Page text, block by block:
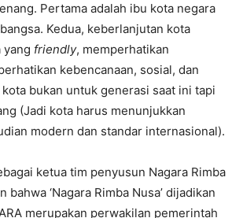
Pertama adalah ibu kota negara
Kedua, keberlanjutan kota
friendly, memperhatikan
kebencanaan, sosial, dan
bukan untuk generasi saat ini tapi
(Jadi kota harus menunjukkan
modern dan standar internasional).
ketua tim penyusun Nagara Rimba
bahwa ‘Nagara Rimba Nusa’ dijadikan
merupakan perwakilan pemerintah